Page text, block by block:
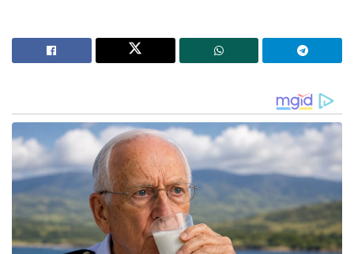
ദേശീയ ചിഹ്നങ്ങളെ അപമാനിക്കുന്നവർക്ക് ഇന്ത്യയിൽ
ജീവിക്കാൻ അർഹതയില്ലെന്ന് യോഗി ആദിത്യനാഥ്:
ലഖ്‌നൗവിൽ തിരംഗ യാത്രയ്ക്ക് തുടക്കം
പാകിസ്താനിൽ ലഷ്കർ കമാൻഡർ കൊല്ലപ്പെട്ടു!’:
അജ്ഞാത തോക്കുധാരികളുടെ പേടിസ്വപ്നത്തിൽ
ഭീകരർ
നിയമം കയ്യിലെടുക്കാൻ ആരെയും അനുവദിക്കില്ല.
സംഭവത്തിൽ അഞ്ച് ക്രിമിനൽ കേസുകൾ രജിസ്റ്റർ
ചെയ്തിട്ടുണ്ട്. 11 പോലീസ് സ്‌റ്റേഷൻ പരിധിയിൽ
നിരോധനാജ്ഞ ഏർപ്പെടുത്തി. അഞ്ച്